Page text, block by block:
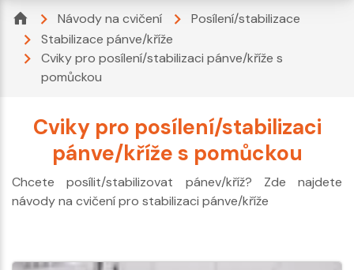
Návody na cvičení
Posílení/stabilizace
Stabilizace pánve/kříže
Cviky pro posílení/stabilizaci pánve/kříže s
pomůckou
Cviky pro posílení/stabilizaci
pánve/kříže s pomůckou
Chcete posílit/stabilizovat pánev/kříž? Zde najdete
návody na cvičení pro stabilizaci pánve/kříže